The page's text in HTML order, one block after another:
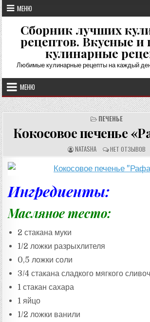
Перейти
к
содержимому
МЕНЮ
Сборник лучших
рецептов. Вкусные и
кулинарные
Любимые кулинарные рецепты на каждый
МЕНЮ
ПЕЧЕНЬЕ
Кокосовое печенье
А
В
Т
О
Р
Ц
Е
А
:
NATASHA О
Т
З
Ы
В
НЕТ ОТЗЫВОВ
Ингредиенты:
Масляное тесто:
2 стакана муки
1/2 ложки разрыхлителя
0,5 ложки соли
3/4 стакана сладкого мягкого
1 стакан сахара
1 яйцо
1/2 ложки ванили